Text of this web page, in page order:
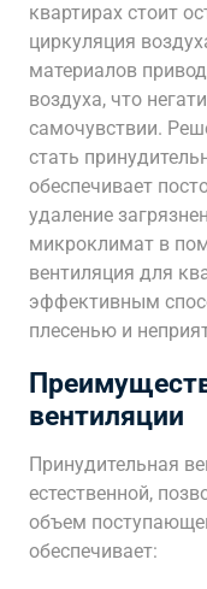
квартирах стоит
циркуляция
материалов
воздуха, что
самочувствии.
стать
обеспечивает
удаление
микроклимат в
вентиляция для
эффективным
плесенью и
вентиляции
Принудительная
естественной,
объем
обеспечивает: